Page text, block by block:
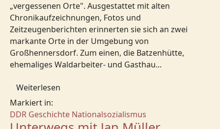
„vergessenen Orte". Ausgestattet mit alten
Chronikaufzeichnungen, Fotos und
Zeitzeugenberichten erinnerten sie sich an zwei
markante Orte in der Umgebung von
Großhennersdorf. Zum einen, die Batzenhütte,
ehemaliges Waldarbeiter- und Gasthau...
Weiterlesen
Markiert in:
DDR Geschichte Nationalsozialismus